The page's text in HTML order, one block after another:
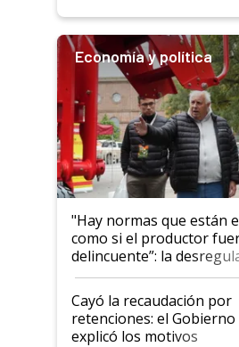
Economía y política
"Hay normas que están
como si el productor
delincuente”: la
al Congreso Aapresid y
habló del financiamiento
Cayó la recaudación por
retenciones: el Gobierno
explicó los motivos